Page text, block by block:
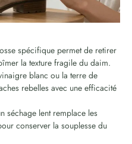
spécifique permet de retirer
la texture fragile du daim.
blanc ou la terre de
rebelles avec une efficacité
séchage lent remplace les
conserver la souplesse du